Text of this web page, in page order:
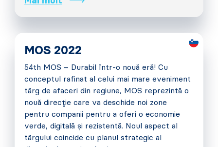
MOS 2022
54th MOS – Durabil într-o nouă eră! Cu
conceptul rafinat al celui mai mare eveniment
târg de afaceri din regiune, MOS reprezintă o
nouă direcție care va deschide noi zone
pentru companii pentru a oferi o economie
verde, digitală și rezistentă. Noul aspect al
târgului coincide cu planul strategic al